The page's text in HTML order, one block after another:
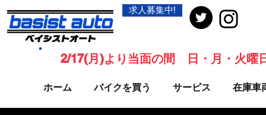
求人募集中!
ホーム バイクを買う サービス 在庫車
2/17(月)より当面の間 日・月・火曜